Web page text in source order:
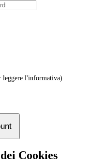
leggere l'informativa)
Cookies